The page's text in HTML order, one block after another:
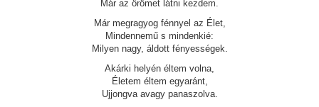
Már az örömet látni kezdem.
Már megragyog fénnyel az Élet,
Mindennemű s mindenkié:
Milyen nagy, áldott fényességek.
Akárki helyén éltem volna,
Életem éltem egyaránt,
Ujjongva avagy panaszolva.